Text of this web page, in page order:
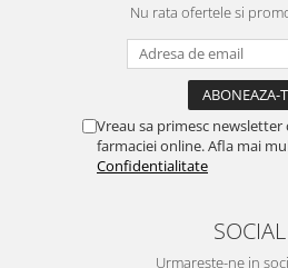
Nu rata ofertele si
Vreau sa primesc
farmaciei online. Afla mai
Confidentialitate
SOCIAL
Urmareste-ne in